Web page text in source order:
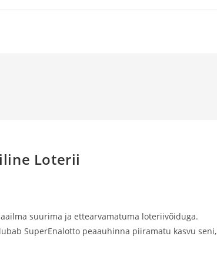
Loterii
suurima ja ettearvamatuma loteriivõiduga.
SuperEnalotto peaauhinna piiramatu kasvu seni,